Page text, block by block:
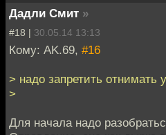
Дадли Смит »
#18 | 30.05.14 13:13
Кому: AK.69, #16
> надо запретить отнимать
>
Для начала надо